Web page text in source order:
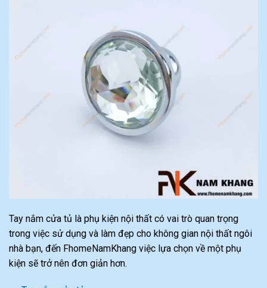
Tay nắm cửa tủ là phụ kiện nội thất có vai trò quan trọng
trong việc sử dụng và làm đẹp cho không gian nội thất ngôi
nhà bạn, đến FhomeNamKhang việc lựa chọn về một phụ
kiện sẽ trở nên đơn giản hơn.